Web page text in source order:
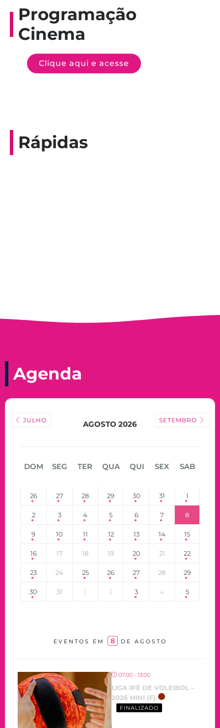
Programação
Cinema
Clique aqui e acesse
Rápidas
Agenda
JULHO AGOSTO 2026 SETEMBRO
DOM SEG TER QUA QUI SEX SAB
26 27 28 29 30 31 1
2 3 4 5 6 7 8
9 10 11 12 13 14 15
16 17 18 19 20 21 22
23 24 25 26 27 28 29
30 31 1 2 3 4 5
EVENTOS EM 8 DE AGOSTO
07:00 - 13:00
LIGA IPÊ DE VOLEIBOL –
2026 MINI (F)
FINALIZADO